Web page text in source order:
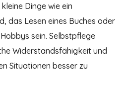
Dinge wie ein
das Lesen eines Buches oder
sein. Selbstpflege
Widerstandsfähigkeit und
Situationen besser zu